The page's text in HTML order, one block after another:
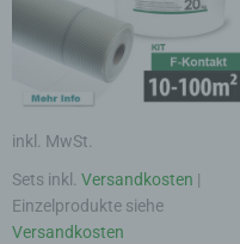
inkl. MwSt.
Sets inkl. Versandkosten |
Einzelprodukte siehe
Versandkosten
Die